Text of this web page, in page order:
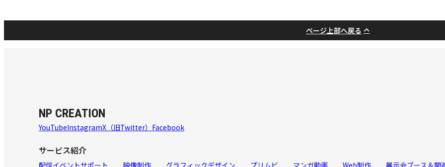
ページ上部へ戻る
NP CREATION
YouTubeInstagramX（旧Twitter） Facebook
サービス紹介
配信イベントサポート 映像制作 グラフィックデザイン プリムビ マンガ動画 Web制作 展示会ブース＆関